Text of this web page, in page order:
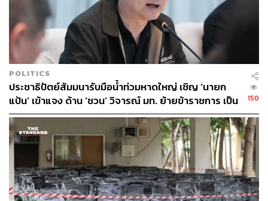
ดร.ธนพล พิมาน หัวหน้าฝ่ายบริหารจัดการน้ำจากสถาบันสิ่ง
แวดล้อมสตอกโฮล์ม (Stockholm Environment Institute:
SEI) หนึ่งในผู้ศึกษาเหตุการณ์น้ำท่วมบริเวณพื้นที่แม่สาย-ท่า
ขี้เหล็ก มาตั้งแต่ปี 2562 ได้วิเคราะห์ว่า สาเหตุอุทกภัยใน
พื้นที่ชายแดนแม่สายส่วนหนึ่งเกิดจาก
“แม่น้ำสายมีต้นน้ำอยู่ในประเทศเมียนมาถึง 80% และมีเพียง
20% เท่านั้นที่ทอดยาวอยู่ในพื้นที่แม่สาย-ท่าขี้เหล็ก พบว่า
สาเหตุที่ทำให้แม่สายเกิดน้ำท่วมเร็วและแรงนั้นเป็นผลมา
จากการเปลี่ยนแปลงการใช้ประโยชน์ที่ดินบริเวณต้นน้ำซึ่งอยู่
ในประเทศเมียนมา โดยปัจจุบันพบว่าพื้นที่ดังกล่าวได้เปลี่ยน
จากป่ากลายเป็นพื้นที่เกษตรกรรม รวมถึงเหมืองแร่จำนวน
หลายจุดด้วยกัน ทำให้ศักยภาพการชะลอน้ำลดลง”
POLITICS
ประชาธิปัตย์สัมมนารับมือน้ำท่วมหาดใหญ่ เชิญ ‘นายก
แป้น’ เข้าแจง ด้าน ‘ชวน’ วิจารณ์ มท. ย้ายข้าราชการ เป็น
เหตุแก้อุทกภัยขาดประสิทธิภาพ
150